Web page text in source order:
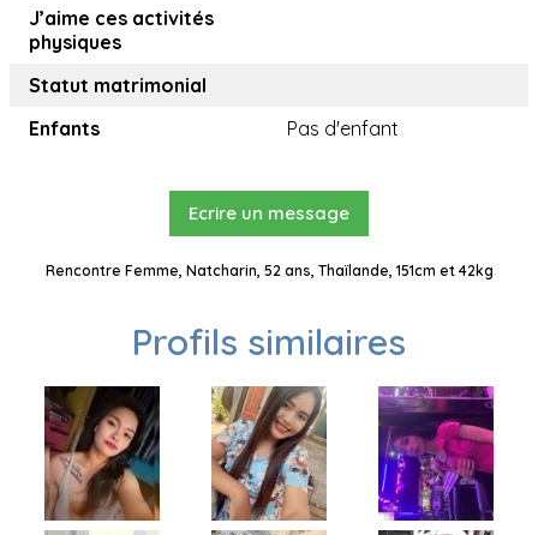
J’aime ces activités
physiques
Statut matrimonial
Enfants
Pas d'enfant
Ecrire un message
Rencontre Femme, Natcharin, 52 ans, Thaïlande, 151cm et 42kg
Profils similaires